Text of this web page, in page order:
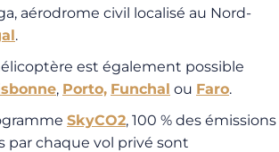
aérodrome civil localisé au Nord-
.
est également possible
, Porto, Funchal ou Faro.
SkyCO2, 100 % des émissions
par chaque vol privé sont